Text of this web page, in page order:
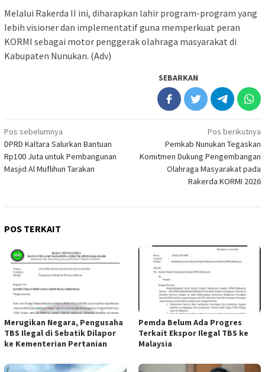
Melalui Rakerda II ini, diharapkan lahir program-program yang
lebih visioner dan implementatif guna memperkuat peran
KORMI sebagai motor penggerak olahraga masyarakat di
Kabupaten Nunukan. (Adv)
SEBARKAN
Navigasi
pos
Pos sebelumnya
DPRD Kaltara Salurkan Bantuan
Rp100 Juta untuk Pembangunan
Masjid Al Muflihun Tarakan
Pos berikutnya
Pemkab Nunukan Tegaskan
Komitmen Dukung Pengembangan
Olahraga Masyarakat pada
Rakerda KORMI 2026
POS TERKAIT
Merugikan Negara, Pengusaha
TBS Ilegal di Sebatik Dilapor
ke Kementerian Pertanian
Pemda Belum Ada Progres
Terkait Ekspor Ilegal TBS ke
Malaysia